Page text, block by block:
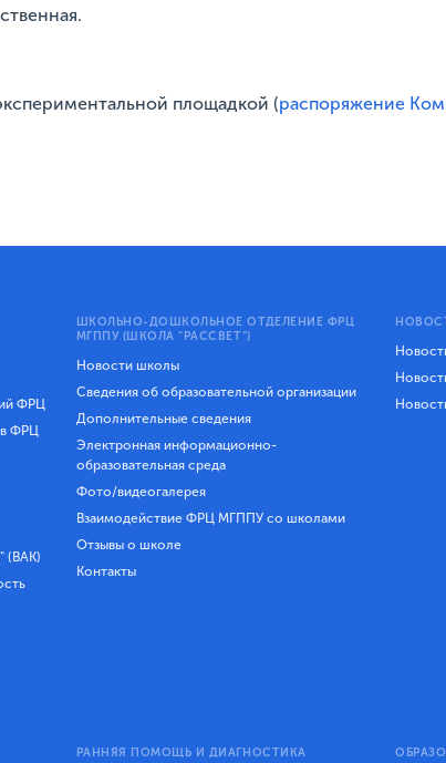
площадкой (распоряжение
ФРЦ
ФРЦ
(ВАК)
ШКОЛЬНО-ДОШКОЛЬНОЕ ОТДЕЛЕНИЕ ФРЦ
МГППУ (ШКОЛА "РАССВЕТ")
Новости школы
Сведения об образовательной организации
Дополнительные сведения
Электронная информационно-
образовательная среда
Фото/видеогалерея
Взаимодействие ФРЦ МГППУ со школами
Отзывы о школе
Контакты
РАННЯЯ ПОМОЩЬ И ДИАГНОСТИКА